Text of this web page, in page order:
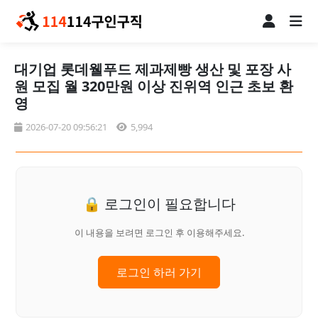
대기업 롯데웰푸드 제과제빵 생산 및 포장 사
원 모집 월 320만원 이상 진위역 인근 초보 환
영
2026-07-20 09:56:21 5,994
🔒 로그인이 필요합니다
이 내용을 보려면 로그인 후 이용해주세요.
로그인 하러 가기